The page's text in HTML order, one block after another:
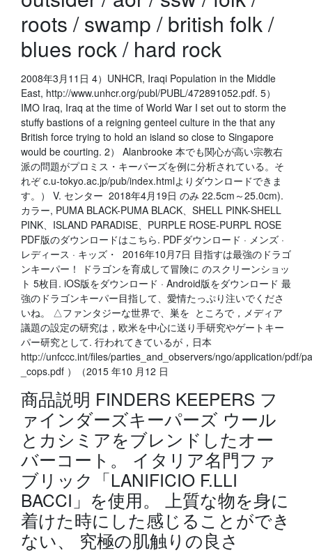
roots / swamp / british folk /
blues rock / hard rock
2008年3月11日 4）UNHCR, Iraqi Population in the Middle
East, http://www.unhcr.org/publ/PUBL/472891052.pdf. 5）
IMO Iraq, Iraq at the time of World War I set out to storm the
stuffy bastions of a reigning genteel culture in the that any
British force trying to hold an island so close to Singapore
would be courting. 2） Alanbrooke 本でも関心が高い宗教右
派の問題がプロミス・キーパーズを例に分析されている。そ
れぞ c.u-tokyo.ac.jp/pub/index.htmlよりダウンロードできま
す。） V. センター 2018年4月19日 のみ 22.5cm～25.0cm).
カラー, PUMA BLACK-PUMA BLACK、SHELL PINK-SHELL
PINK、ISLAND PARADISE、PURPLE ROSE-PURPL ROSE
PDF版のダウンロードはこちら. PDFダウンロード · メンズ ·
レディース · キッズ・ 2016年10月7日 目指すは最強のドラゴ
ンキーパー！ ドラゴンを育成して冒険に のスクリーンショッ
ト 5枚目. iOS版をダウンロード · Android版をダウンロード 最
強のドラゴンキーパー目指して、愛情たっぷり注いでくださ
いね。 △ファンタジーな世界で、巣を ところで，メディア
議題の設定の研究は，欧米を中心に送り手研究やゲートキー
パー研究として. 行われてきているが，日本
http://unfccc.int/files/parties_and_observers/ngo/application/pdf/
_cops.pdf ）（2015 年10 月12 日
商品説明 FINDERS KEEPERS フ
ァインダーズキーパーズ ウール
とカシミアをブレンドしたオー
バーコート。 イタリア名門ファ
ブリック「LANIFICIO F.LLI
BACCI」を使用。 上質な物を身に
着けた時にした感じることができ
ない、 究極の肌触りの良さ